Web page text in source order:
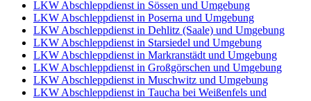
LKW Abschleppdienst in Sössen und Umgebung
LKW Abschleppdienst in Poserna und Umgebung
LKW Abschleppdienst in Dehlitz (Saale) und Umgebung
LKW Abschleppdienst in Starsiedel und Umgebung
LKW Abschleppdienst in Markranstädt und Umgebung
LKW Abschleppdienst in Großgörschen und Umgebung
LKW Abschleppdienst in Muschwitz und Umgebung
LKW Abschleppdienst in Taucha bei Weißenfels und